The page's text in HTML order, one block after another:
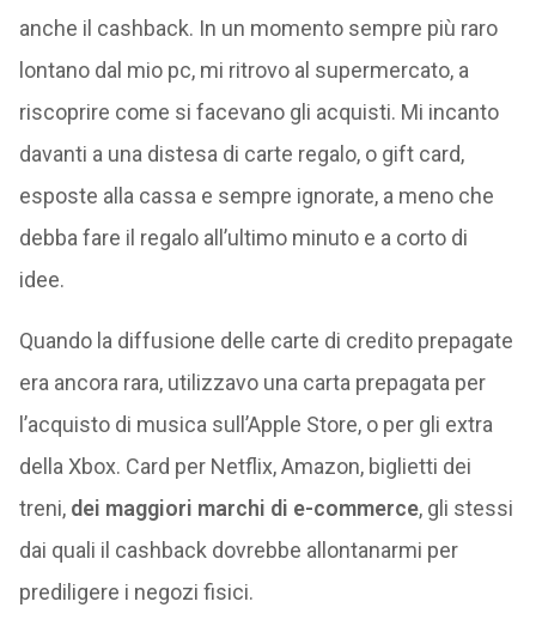
anche il cashback. In un momento sempre più raro
lontano dal mio pc, mi ritrovo al supermercato, a
riscoprire come si facevano gli acquisti. Mi incanto
davanti a una distesa di carte regalo, o gift card,
esposte alla cassa e sempre ignorate, a meno che
debba fare il regalo all’ultimo minuto e a corto di
idee.
Quando la diffusione delle carte di credito prepagate
era ancora rara, utilizzavo una carta prepagata per
l’acquisto di musica sull’Apple Store, o per gli extra
della Xbox. Card per Netflix, Amazon, biglietti dei
treni, dei maggiori marchi di e-commerce, gli stessi
dai quali il cashback dovrebbe allontanarmi per
prediligere i negozi fisici.